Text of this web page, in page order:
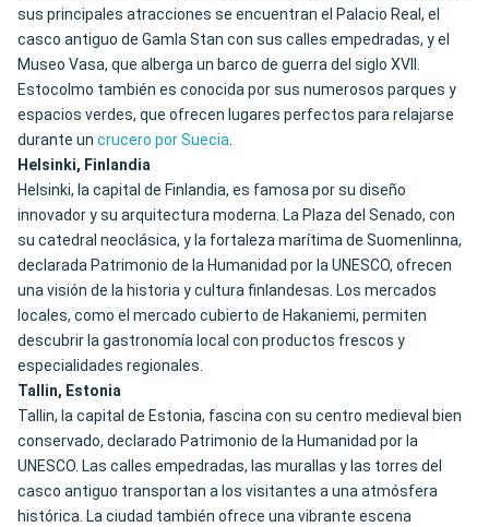
sus principales atracciones se encuentran el Palacio Real, el
casco antiguo de Gamla Stan con sus calles empedradas, y el
Museo Vasa, que alberga un barco de guerra del siglo XVII.
Estocolmo también es conocida por sus numerosos parques y
espacios verdes, que ofrecen lugares perfectos para relajarse
durante un crucero por Suecia.
Helsinki, Finlandia
Helsinki, la capital de Finlandia, es famosa por su diseño
innovador y su arquitectura moderna. La Plaza del Senado, con
su catedral neoclásica, y la fortaleza marítima de Suomenlinna,
declarada Patrimonio de la Humanidad por la UNESCO, ofrecen
una visión de la historia y cultura finlandesas. Los mercados
locales, como el mercado cubierto de Hakaniemi, permiten
descubrir la gastronomía local con productos frescos y
especialidades regionales.
Tallin, Estonia
Tallin, la capital de Estonia, fascina con su centro medieval bien
conservado, declarado Patrimonio de la Humanidad por la
UNESCO. Las calles empedradas, las murallas y las torres del
casco antiguo transportan a los visitantes a una atmósfera
histórica. La ciudad también ofrece una vibrante escena